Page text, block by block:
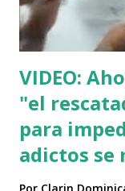
VIDEO:
"el
para
adictos